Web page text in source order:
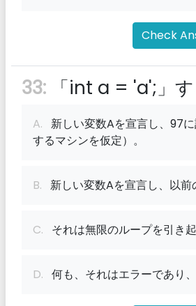
Check
33: 「int a = 'a';」す
A. 新しい変数Aを宣言し、97
するマシンを仮定）。
B. 新しい変数Aを宣言し、以前
C. それは無限のループを引き起
D. 何も、それはエラーであり